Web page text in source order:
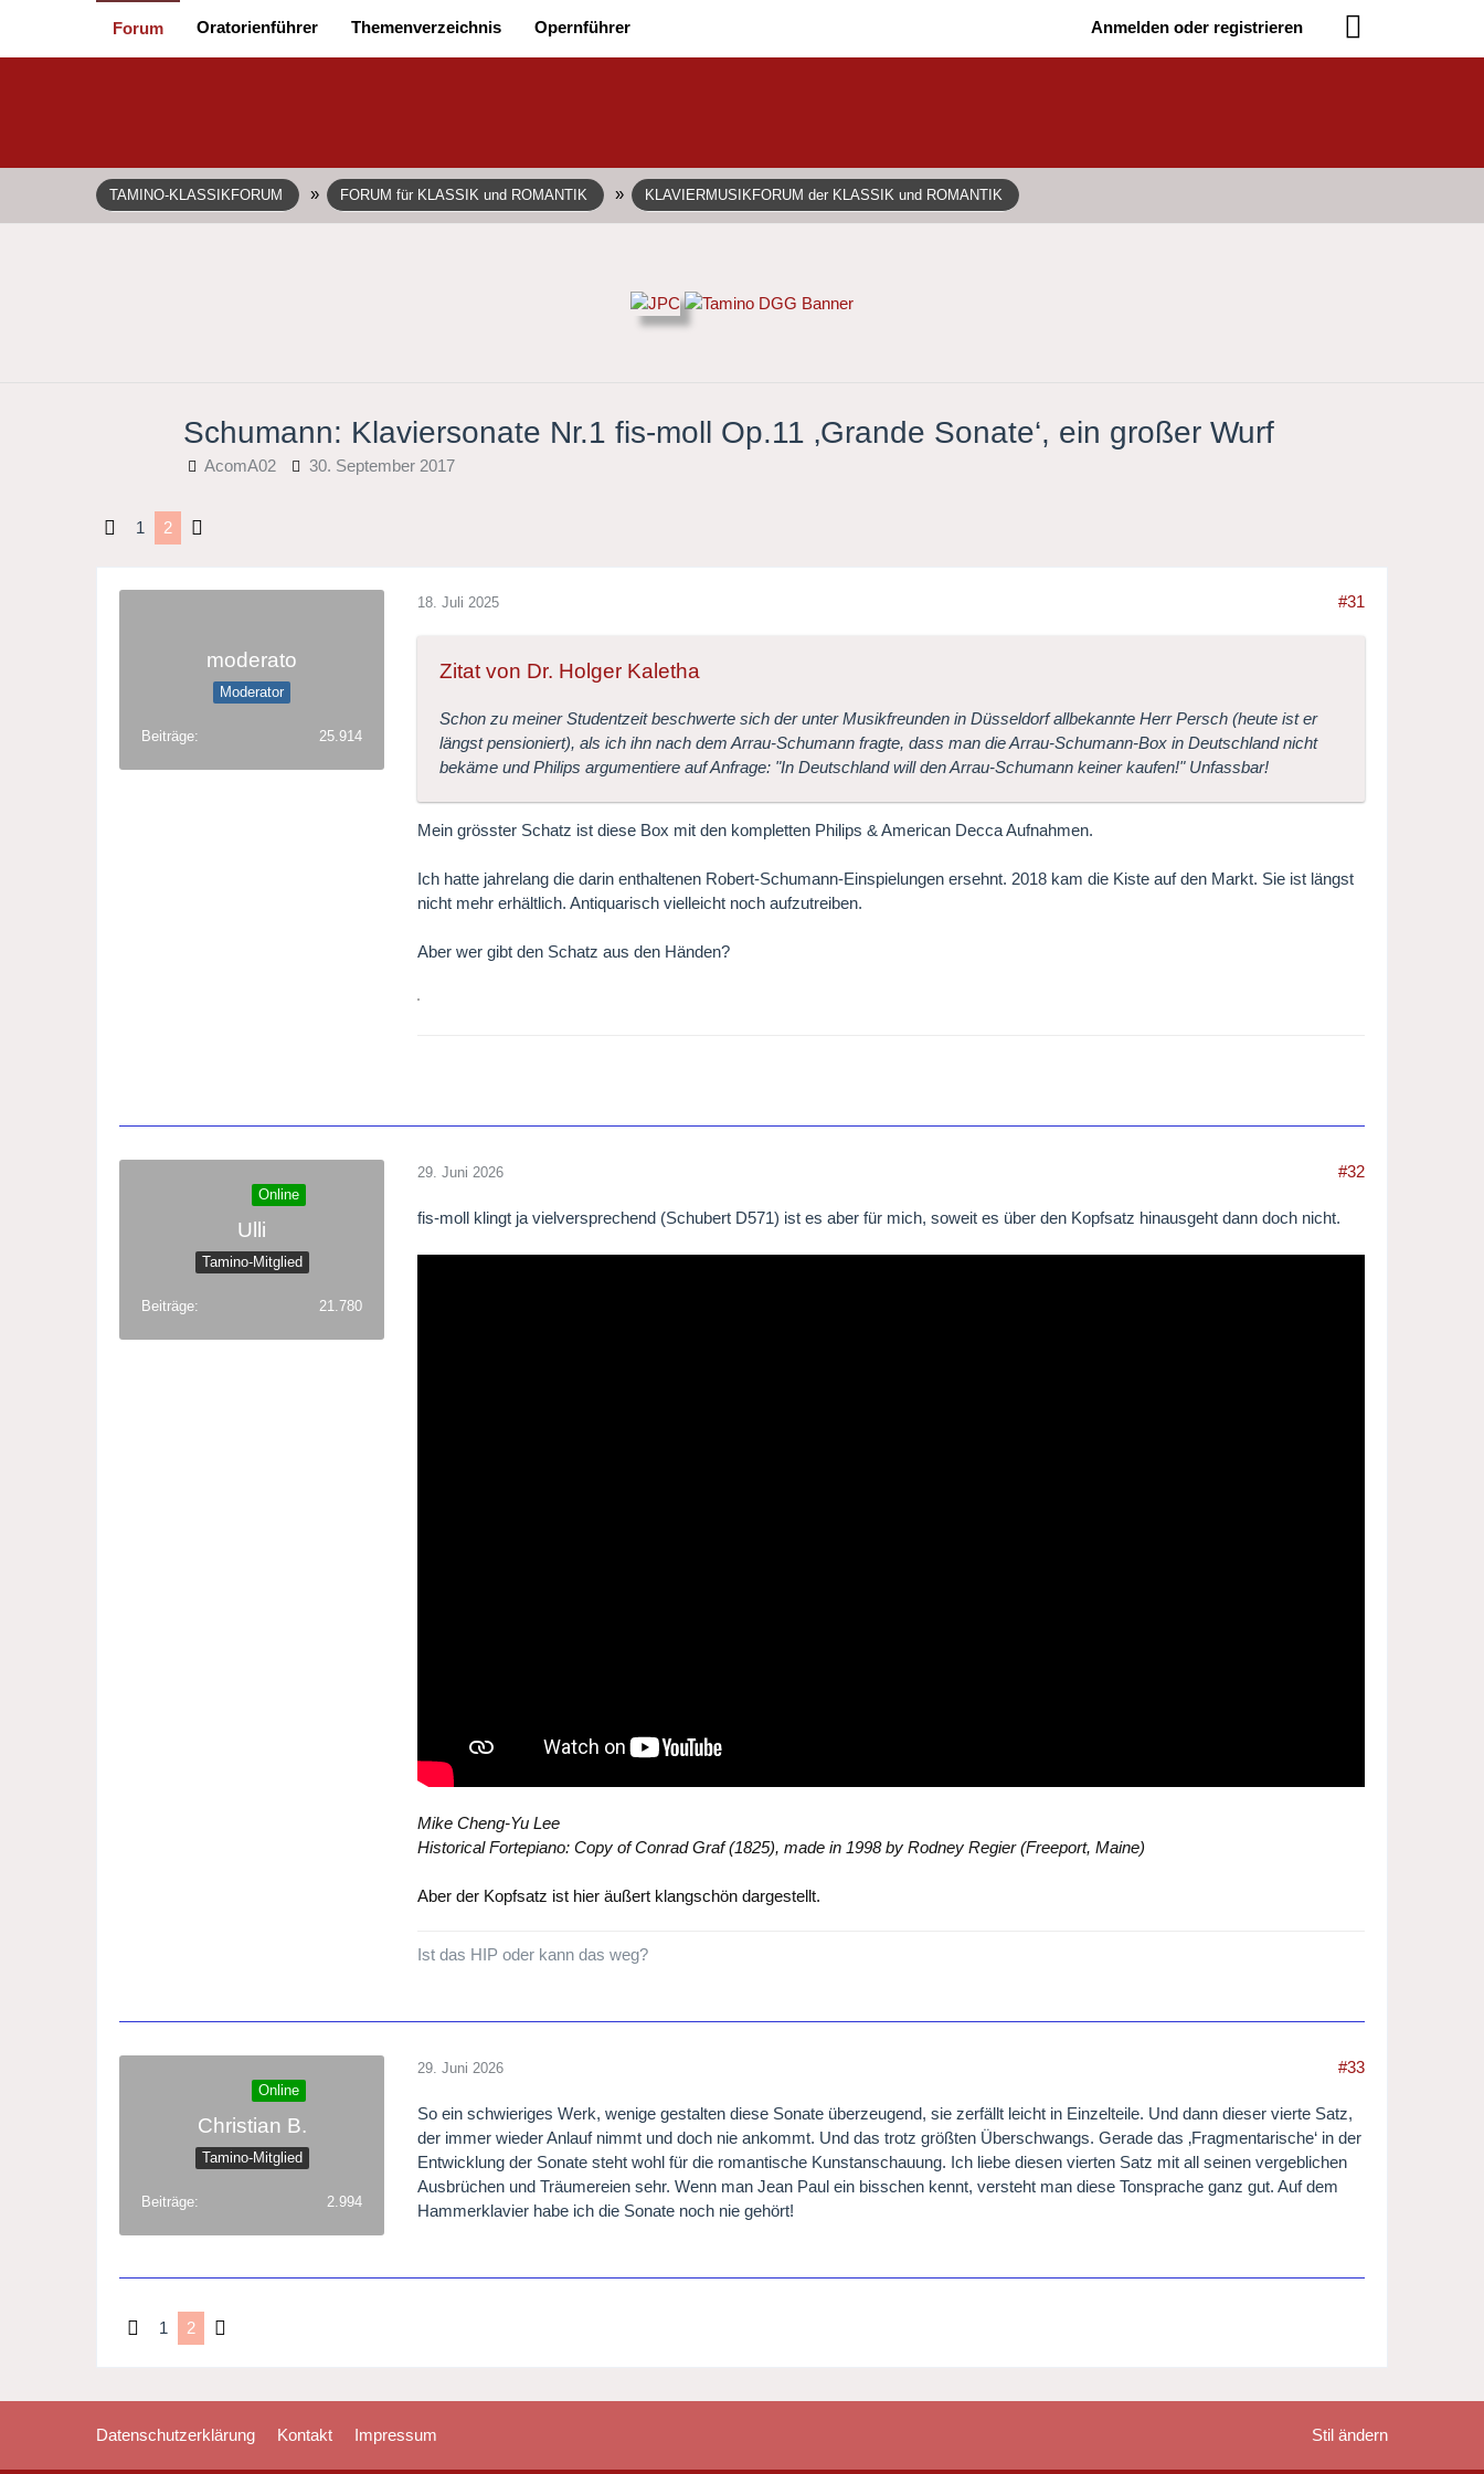
Forum Oratorienführer Themenverzeichnis Opernführer Anmelden oder registrieren
TAMINO-KLASSIKFORUM » FORUM für KLASSIK und ROMANTIK » KLAVIERMUSIKFORUM der KLASSIK und ROMANTIK
Schumann: Klaviersonate Nr.1 fis-moll Op.11 ‚Grande Sonate‘, ein großer Wurf
AcomA02 30. September 2017
1 2
moderato
Moderator
Beiträge 25.914
18. Juli 2025 #31
Zitat von Dr. Holger Kaletha
Schon zu meiner Studentzeit beschwerte sich der unter Musikfreunden in Düsseldorf allbekannte Herr Persch (heute ist er
längst pensioniert), als ich ihn nach dem Arrau-Schumann fragte, dass man die Arrau-Schumann-Box in Deutschland nicht
bekäme und Philips argumentiere auf Anfrage: "In Deutschland will den Arrau-Schumann keiner kaufen!" Unfassbar!
Mein grösster Schatz ist diese Box mit den kompletten Philips & American Decca Aufnahmen.
Ich hatte jahrelang die darin enthaltenen Robert-Schumann-Einspielungen ersehnt. 2018 kam die Kiste auf den Markt. Sie ist längst
nicht mehr erhältlich. Antiquarisch vielleicht noch aufzutreiben.
Aber wer gibt den Schatz aus den Händen?
Online
Ulli
Tamino-Mitglied
Beiträge 21.780
29. Juni 2026 #32
fis-moll klingt ja vielversprechend (Schubert D571) ist es aber für mich, soweit es über den Kopfsatz hinausgeht dann doch nicht.
Mike Cheng-Yu Lee
Historical Fortepiano: Copy of Conrad Graf (1825), made in 1998 by Rodney Regier (Freeport, Maine)
Aber der Kopfsatz ist hier äußert klangschön dargestellt.
Ist das HIP oder kann das weg?
Online
Christian B.
Tamino-Mitglied
Beiträge 2.994
29. Juni 2026 #33
So ein schwieriges Werk, wenige gestalten diese Sonate überzeugend, sie zerfällt leicht in Einzelteile. Und dann dieser vierte Satz,
der immer wieder Anlauf nimmt und doch nie ankommt. Und das trotz größten Überschwangs. Gerade das ‚Fragmentarische‘ in der
Entwicklung der Sonate steht wohl für die romantische Kunstanschauung. Ich liebe diesen vierten Satz mit all seinen vergeblichen
Ausbrüchen und Träumereien sehr. Wenn man Jean Paul ein bisschen kennt, versteht man diese Tonsprache ganz gut. Auf dem
Hammerklavier habe ich die Sonate noch nie gehört!
1 2
Stil ändern
Datenschutzerklärung Kontakt Impressum